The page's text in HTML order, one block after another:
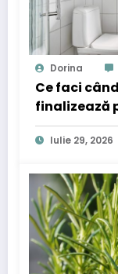
Dorina
Ce faci
finalizează
Iulie 29, 2026